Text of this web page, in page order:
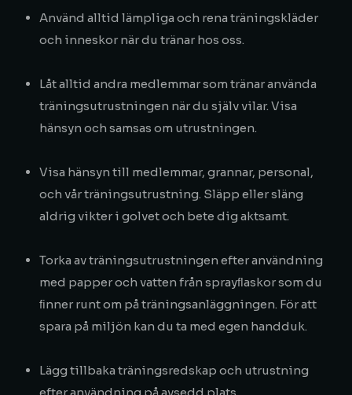
Använd alltid lämpliga och rena träningskläder
och inneskor när du tränar hos oss.
Låt alltid andra medlemmar som tränar använda
träningsutrustningen när du själv vilar. Visa
hänsyn och samsas om utrustningen.
Visa hänsyn till medlemmar, grannar, personal,
och vår träningsutrustning. Släpp eller släng
aldrig vikter i golvet och bete dig aktsamt.
Torka av träningsutrustningen efter användning
med papper och vatten från sprayﬂaskor som du
ﬁnner runt om på träningsanläggningen. För att
spara på miljön kan du ta med egen handduk.
Lägg tillbaka träningsredskap och utrustning